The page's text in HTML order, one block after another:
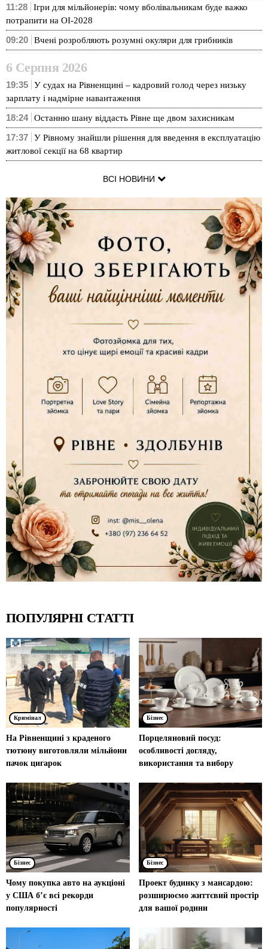
11:28
Ігри для мільйонерів: чому вболівальникам буде важко
потрапити на ОІ-2028
09:20 Вчені розробляють розумні окуляри для грибників
6 Серпня 2026
19:35
У судах на Рівненщині – кадровий голод через низьку
зарплату і надмірне навантаження
18:24 Останню шану віддасть Рівне ще двом захисникам
17:37
У Рівному знайшли рішення для введення в експлуатацію
житлової секції на 68 квартир
ВСІ НОВИНИ
ПОПУЛЯРНІ СТАТТІ
Кримінал
На Рівненщині з краденого
тютюну виготовляли мільйони
пачок цигарок
Бізнес
Порцеляновий посуд:
особливості догляду,
використання та вибору
Бізнес
Чому покупка авто на аукціоні
у США б’є всі рекорди
популярності
Бізнес
Проект будинку з мансардою:
розширюємо життєвий простір
для вашої родини